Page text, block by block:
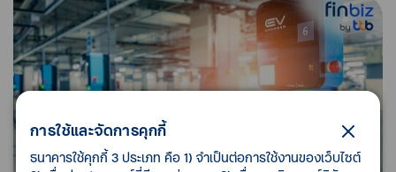
การใช้และจัดการคุกกี้
ธนาคารใช้คุกกี้ 3 ประเภท คือ 1) จำเป็นต่อการใช้งานของเว็บไซต์